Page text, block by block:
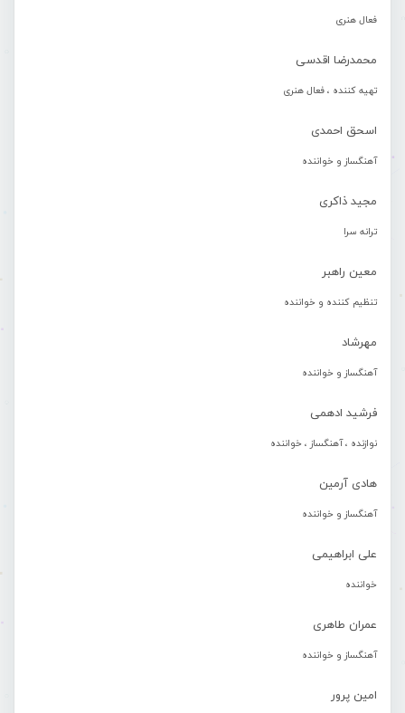
فعال هنری
محمدرضا اقدسی
تهیه کننده ، فعال هنری
اسحق احمدی
آهنگساز و خواننده
مجید ذاکری
ترانه سرا
معین راهبر
تنظیم کننده و خواننده
مهرشاد
آهنگساز و خواننده
فرشید ادهمی
نوازنده ، آهنگساز ، خواننده
هادی آرمین
آهنگساز و خواننده
علی ابراهیمی
خواننده
عمران طاهری
آهنگساز و خواننده
امین پرور